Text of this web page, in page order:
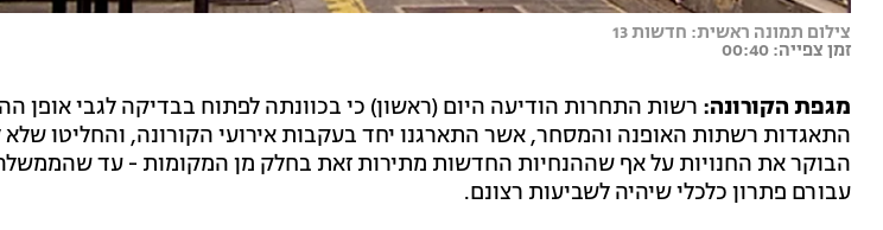
צילום תמונה ראשית: חדשות 13
זמן צפייה: 00:40
מגפת הקורונה: רשות התחרות הודיעה היום (ראשון) כי בכוונתה לפתוח בבדיקה לגבי אופן
התאגדות רשתות האופנה והמסחר, אשר התארגנו יחד בעקבות אירועי הקורונה, והחליטו שלא
הבוקר את החנויות על אף שההנחיות החדשות מתירות זאת בחלק מן המקומות - עד
עבורם פתרון כלכלי שיהיה לשביעות רצונם.